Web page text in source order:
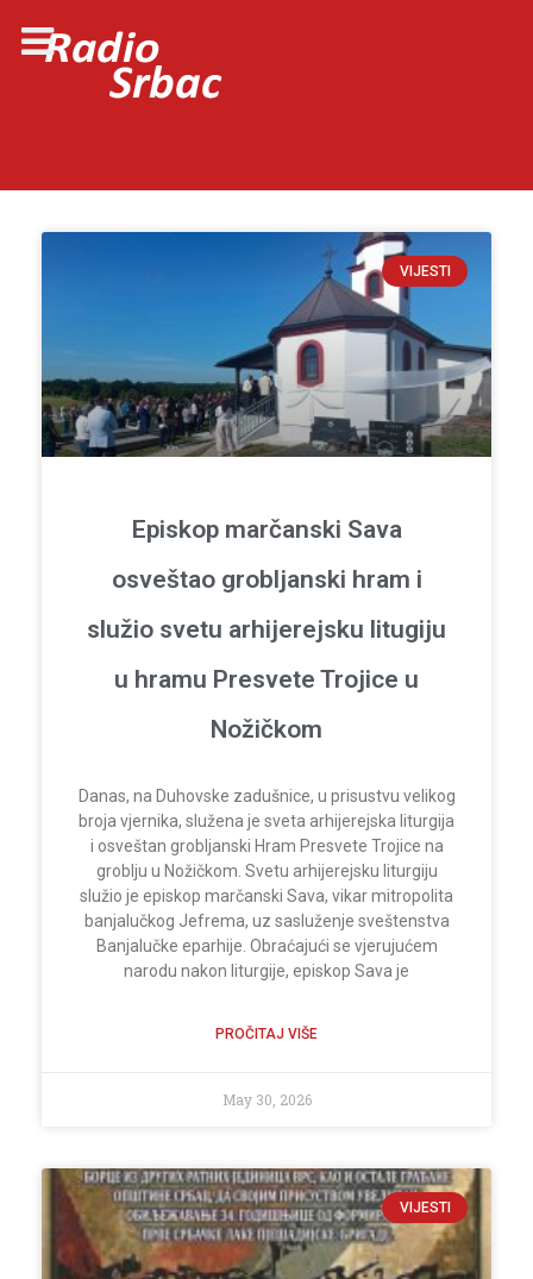
VIJESTI
Episkop marčanski Sava
osveštao grobljanski hram i
služio svetu arhijerejsku litugiju
u hramu Presvete Trojice u
Nožičkom
Danas, na Duhovske zadušnice, u prisustvu velikog
broja vjernika, služena je sveta arhijerejska liturgija
i osveštan grobljanski Hram Presvete Trojice na
groblju u Nožičkom. Svetu arhijerejsku liturgiju
služio je episkop marčanski Sava, vikar mitropolita
banjalučkog Jefrema, uz sasluženje sveštenstva
Banjalučke eparhije. Obraćajući se vjerujućem
narodu nakon liturgije, episkop Sava je
PROČITAJ VIŠE
May 30, 2026
VIJESTI